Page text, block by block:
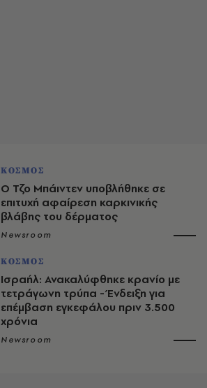
ΚΟΣΜΟΣ
O Τζο Μπάιντεν υποβλήθηκε σε
επιτυχή αφαίρεση καρκινικής
βλάβης του δέρματος
Newsroom
ΚΟΣΜΟΣ
Ισραήλ: Ανακαλύφθηκε κρανίο με
τετράγωνη τρύπα - Ένδειξη για
επέμβαση εγκεφάλου πριν 3.500
χρόνια
Newsroom